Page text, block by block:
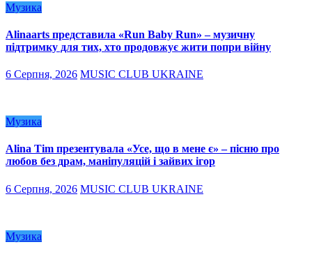
Музика
Alinaarts представила «Run Baby Run» – музичну
підтримку для тих, хто продовжує жити попри війну
6 Серпня, 2026 MUSIC CLUB UKRAINE
Музика
Alina Tim презентувала «Усе, що в мене є» – пісню про
любов без драм, маніпуляцій і зайвих ігор
6 Серпня, 2026 MUSIC CLUB UKRAINE
Музика